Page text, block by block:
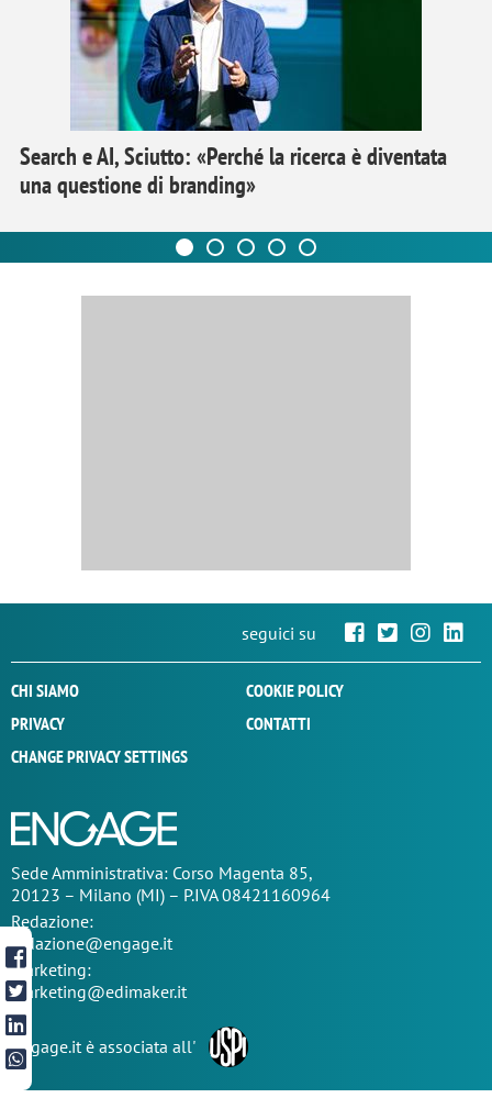
Search e AI, Sciutto: «Perché la ricerca è diventata
una questione di branding»
seguici su
CHI SIAMO
COOKIE POLICY
PRIVACY
CONTATTI
CHANGE PRIVACY SETTINGS
SedeAmministrativa: Corso Magenta 85,
20123 – Milano (MI) – P.IVA 08421160964
Redazione:
redazione@engage.it
Marketing:
marketing@edimaker.it
Engage.it è associata all'